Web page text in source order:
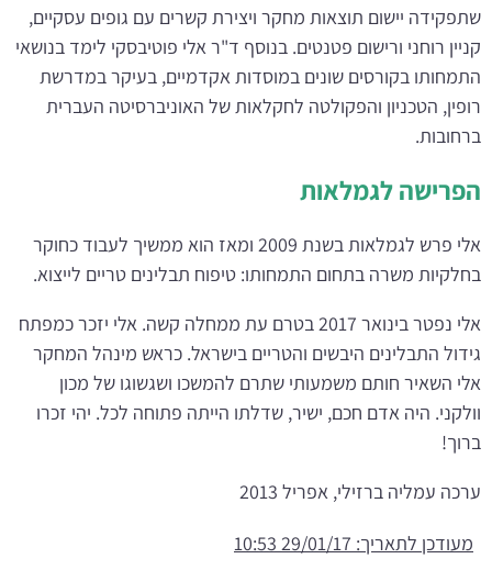
שתפקידה יישום תוצאות מחקר ויצירת קשרים עם גופים עסקיים,
קניין רוחני ורישום פטנטים. בנוסף ד"ר אלי פוטיבסקי לימד בנושאי
התמחותו בקורסים שונים במוסדות אקדמיים, בעיקר במדרשת
רופין, הטכניון והפקולטה לחקלאות של האוניברסיטה העברית
ברחובות.
הפרישה לגמלאות
אלי פרש לגמלאות בשנת 2009 ומאז הוא ממשיך לעבוד כחוקר
בחלקיות משרה בתחום התמחותו: טיפוח תבלינים טריים לייצוא.
אלי נפטר בינואר 2017 בטרם עת ממחלה קשה. אלי יזכר כמפתח
גידול התבלינים היבשים והטריים בישראל. כראש מינהל המחקר
אלי השאיר חותם משמעותי שתרם להמשכו ושגשוגו של מכון
וולקני. היה אדם חכם, ישיר, שדלתו הייתה פתוחה לכל. יהי זכרו
ברוך!
ערכה עמליה ברזילי, אפריל 2013
מעודכן לתאריך: 29/01/17 10:53